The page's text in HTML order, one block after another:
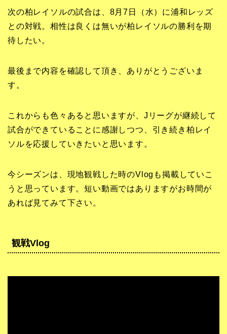
次の柏レイソルの試合は、8月7日（水）に浦和レッズ
との対戦。相性は良くは無いが柏レイソルの勝利を期
待したい。
最後まで内容を確認して頂き、ありがとうございま
す。
これからも色々あると思いますが、Jリーグが継続して
試合ができていることに感謝しつつ、引き続き柏レイ
ソルを応援していきたいと思います。
今シーズンは、現地観戦した時のVlogも掲載していこ
うと思っています。短い動画ではありますがお時間が
あれば見てみて下さい。
観戦Vlog